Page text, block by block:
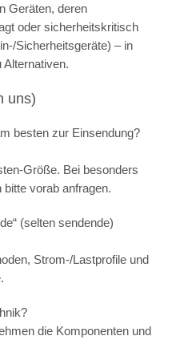
Geräten, deren
oder sicherheitskritisch
Sicherheitsgeräte) – in
Alternativen.
uns)
besten zur Einsendung?
Größe. Bei besonders
vorab anfragen.
(selten sendende)
Strom-/Lastprofile und
die Komponenten und